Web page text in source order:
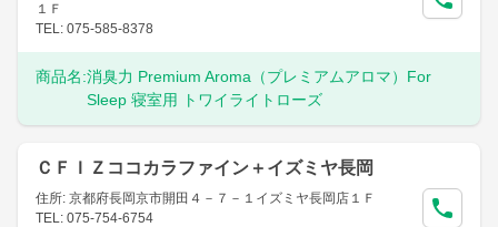
１Ｆ
TEL: 075-585-8378
商品名:消臭力 Premium Aroma（プレミアムアロマ）For
Sleep 寝室用 トワイライトローズ
ＣＦＩＺココカラファイン＋イズミヤ長岡
住所: 京都府長岡京市開田４－７－１イズミヤ長岡店１Ｆ
TEL: 075-754-6754